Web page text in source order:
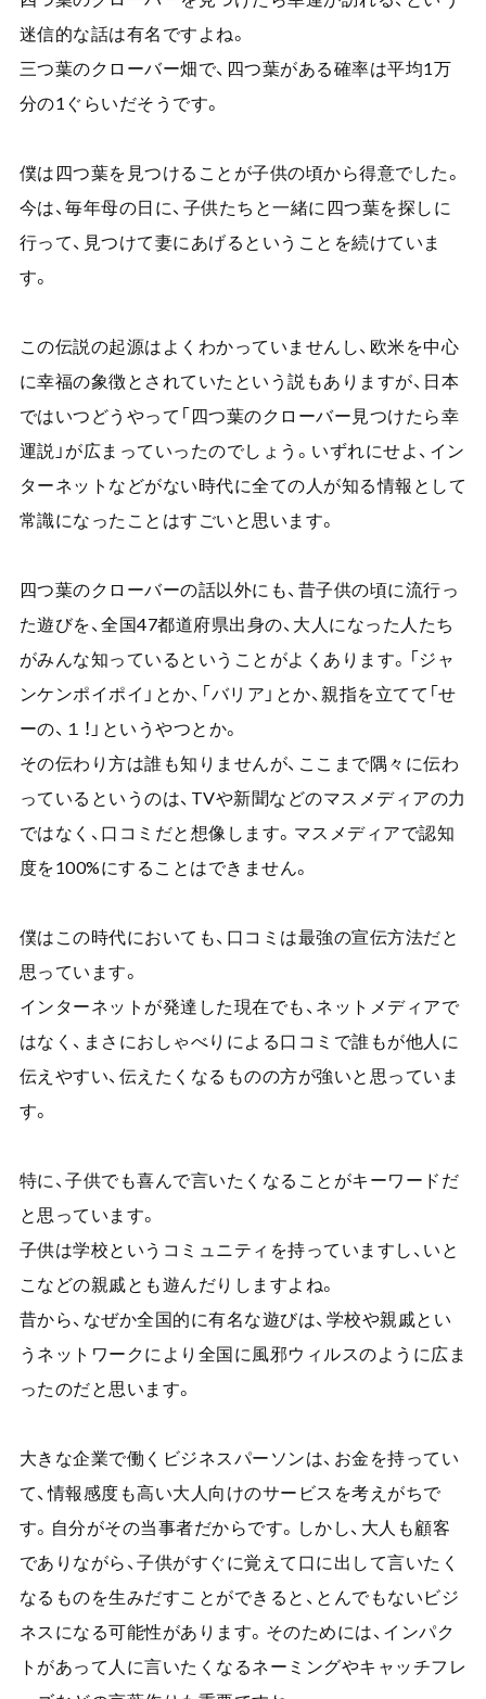
迷信的な話は有名ですよね。
三つ葉のクローバー畑で、四つ葉がある確率は平均1万
分の1 ぐらいだそうです。
僕は四つ葉を見つけることが子供の頃から得意でした。
今は、毎年母の日に、子供たちと一緒に四つ葉を探しに
行って、見つけて妻にあげるということを続けていま
す。
この伝説の起源はよくわかっていませんし、欧米を中心
に幸福の象徴とされていたという説もありますが、日本
ではいつどうやって「四つ葉のクローバー見つけたら幸
運説」が広まっていったのでしょう。いずれにせよ、イン
ターネットなどがない時代に全ての人が知る情報として
常識になったことはすごいと思います。
四つ葉のクローバーの話以外にも、昔子供の頃に流行っ
た遊びを、全国47都道府県出身の、大人になった人たち
がみんな知っているということがよくあります。「ジャ
ンケンポイポイ」とか、「バリア」とか、親指を立てて「せ
ーの、１！」というやつとか。
その伝わり方は誰も知りませんが、ここまで隅々に伝わ
っているというのは、 TVや新聞などのマスメディアの力
ではなく、口コミだと想像します。マスメディアで認知
度を100%にすることはできません。
僕はこの時代においても、口コミは最強の宣伝方法だと
思っています。
インターネットが発達した現在でも、ネットメディアで
はなく、まさにおしゃべりによる口コミで誰もが他人に
伝えやすい、伝えたくなるものの方が強いと思っていま
す。
特に、子供でも喜んで言いたくなることがキーワードだ
と思っています。
子供は学校というコミュニティを持っていますし、いと
こなどの親戚とも遊んだりしますよね。
昔から、なぜか全国的に有名な遊びは、学校や親戚とい
うネットワークにより全国に風邪ウィルスのように広ま
ったのだと思います。
大きな企業で働くビジネスパーソンは、お金を持ってい
て、情報感度も高い大人向けのサービスを考えがちで
す。自分がその当事者だからです。しかし、大人も顧客
でありながら、子供がすぐに覚えて口に出して言いたく
なるものを生みだすことができると、とんでもないビジ
ネスになる可能性があります。そのためには、インパク
トがあって人に言いたくなるネーミングやキャッチフレ